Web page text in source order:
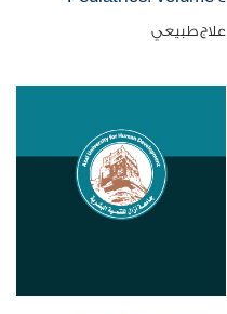
علاج طبيعي